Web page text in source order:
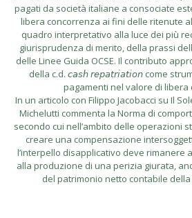
pagati da società italiane a consociate
libera concorrenza ai fini delle ritenute
quadro interpretativo alla luce dei più
giurisprudenza di merito, della prassi
delle Linee Guida OCSE. Il contributo
della c.d. 𝘤𝘢𝘴𝘩 𝘳𝘦𝘱𝘢𝘵𝘳𝘪𝘢𝘵𝘪𝘰𝘯 come
pagamenti nel valore di libera
In un articolo con Filippo Jacobacci su Il
Michelutti commenta la Norma di
secondo cui nell’ambito delle operazioni
creare una compensazione
l’interpello disapplicativo deve rimanere
alla produzione di una perizia giurata,
del patrimonio netto contabile